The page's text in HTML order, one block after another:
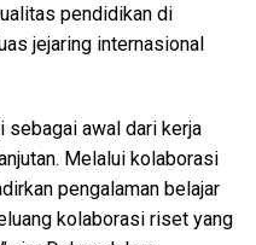
pendidikan di
jejaring internasional
sebagai awal dari kerja
Melalui kolaborasi
pengalaman belajar
kolaborasi riset yang